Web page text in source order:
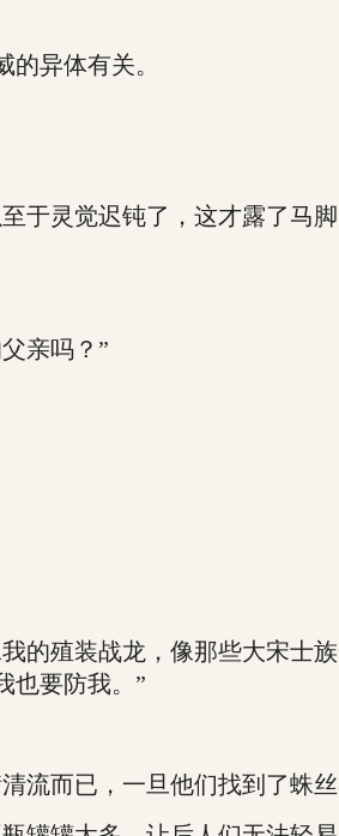
异体有关。
灵觉迟钝了，这才露了马
亲吗？”
殖装战龙，像那些大宋士
也要防我。”
而已，一旦他们找到了蛛